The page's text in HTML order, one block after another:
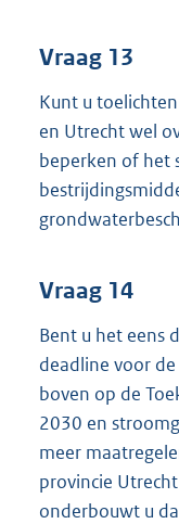
Vraag 13
Kunt u
en Utrecht wel
beperken of het
Vraag 14
Bent u het eens
deadline voor
boven op de
2030 en
meer
provincie
onderbouwt u